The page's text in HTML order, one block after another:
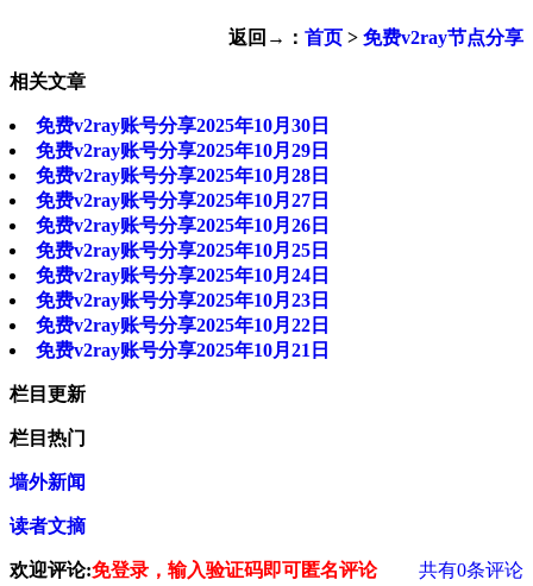
返回→： 首页 > 免费v2ray节点分享
相关文章
免费v2ray账号分享2025年10月30日
免费v2ray账号分享2025年10月29日
免费v2ray账号分享2025年10月28日
免费v2ray账号分享2025年10月27日
免费v2ray账号分享2025年10月26日
免费v2ray账号分享2025年10月25日
免费v2ray账号分享2025年10月24日
免费v2ray账号分享2025年10月23日
免费v2ray账号分享2025年10月22日
免费v2ray账号分享2025年10月21日
栏目更新
栏目热门
墙外新闻
读者文摘
欢迎评论:免登录，输入验证码即可匿名评论 共有0条评论